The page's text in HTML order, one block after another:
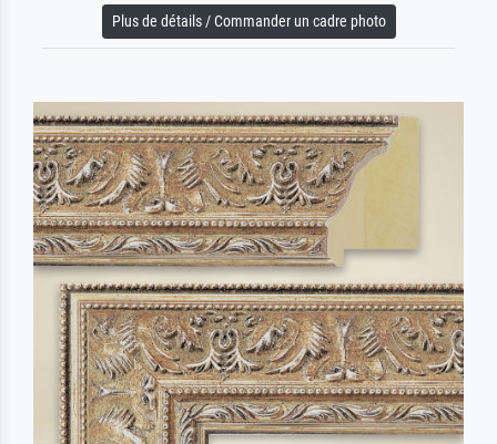
Plus de détails / Commander un cadre photo